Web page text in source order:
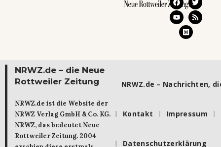
NRWZ.de – die Neue
Rottweiler Zeitung
NRWZ.de ist die Website der
NRWZ Verlag GmbH & Co. KG.
NRWZ, das bedeutet Neue
Rottweiler Zeitung. 2004
NRWZ.de – Nachrichten,
Kontakt Impressum
Datenschutzerklärung